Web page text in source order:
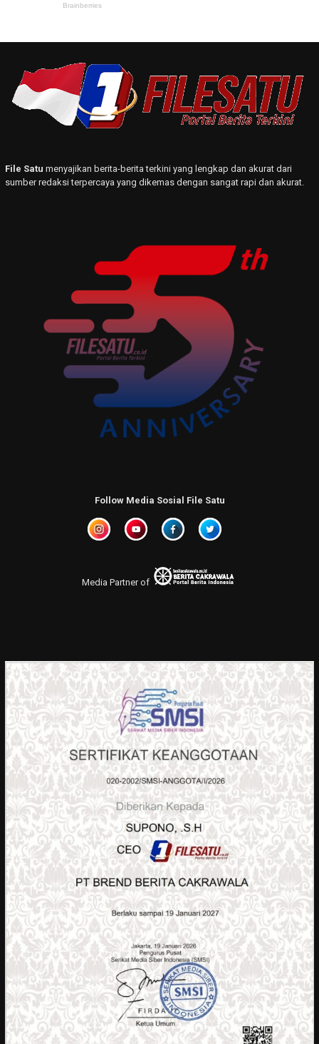
File Satu menyajikan berita-berita terkini yang lengkap dan akurat dari
sumber redaksi terpercaya yang dikemas dengan sangat rapi dan akurat.
Follow Media Sosial File Satu
Media Partner of